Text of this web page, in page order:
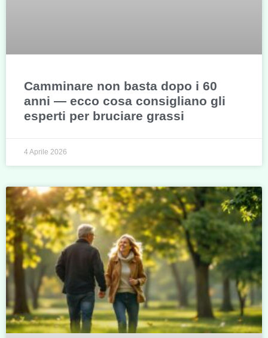
Camminare non basta dopo i 60
anni — ecco cosa consigliano gli
esperti per bruciare grassi
4 Aprile 2026